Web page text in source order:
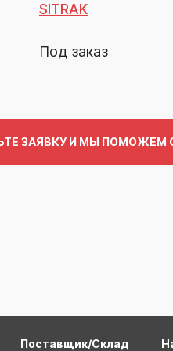
SITRAK
Под заказ
ЗАЯВКУ И МЫ ПОМОЖЕМ
Поставщик/Склад